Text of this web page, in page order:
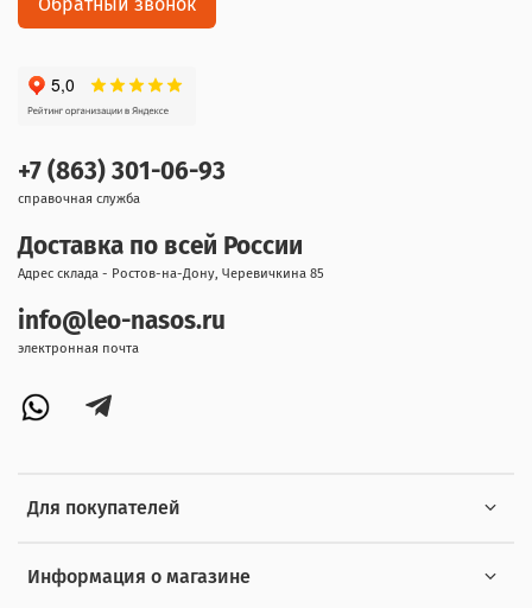
Для покупателей
Информация о магазине
+7 (863) 301-06-93
справочная служба
Доставка по всей России
Адрес склада - Ростов-на-Дону, Черевичкина 85
info@leo-nasos.ru
электронная почта
Обратный звонок